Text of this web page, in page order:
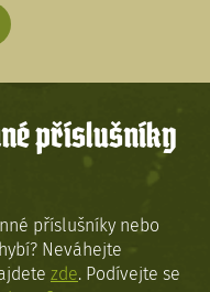
příslušníky
příslušníky nebo
Neváhejte
zde. Podívejte se